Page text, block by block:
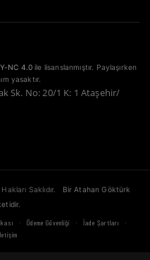
NC 4.0 ile lisanslanmıştır. Paylaşırken
yasaktır.
Sk. No: 20/1 K: 1 Ataşehir/
Saklıdır.
Bir Atahan Göktürk
· Ödeme Güvenliği · İade Şartları ·